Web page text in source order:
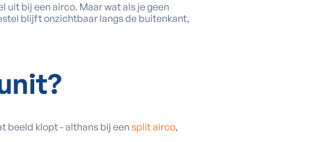
uit bij een airco. Maar wat als je geen
blijft onzichtbaar langs de buitenkant,
beeld klopt - althans bij een split airco,